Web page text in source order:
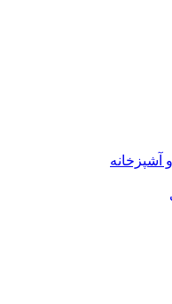
آشپزخانه